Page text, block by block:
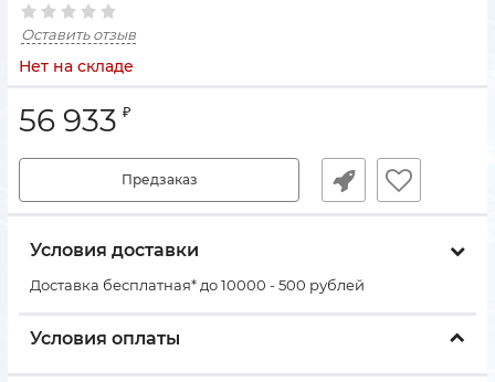
Оставить отзыв
Нет на складе
56 933 ₽
Предзаказ
Условия доставки
Доставка бесплатная* до 10000 - 500 рублей
Условия оплаты